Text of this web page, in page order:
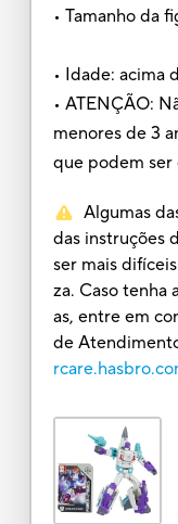
• Tamanho da
• Idade: acima
• ATENÇÃO:
menores de 3
que podem ser
Algumas
das instruções
ser mais
za. Caso tenha
as, entre em
de